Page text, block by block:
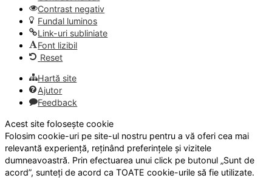
Contrast negativ
Fundal luminos
Link-uri subliniate
Font lizibil
Reset
Hartă site
Ajutor
Feedback
Acest site folosește cookie
Folosim cookie-uri pe site-ul nostru pentru a vă oferi cea mai
relevantă experiență, reținând preferințele și vizitele
dumneavoastră. Prin efectuarea unui click pe butonul „Sunt de
acord”, sunteți de acord ca TOATE cookie-urile să fie utilizate.